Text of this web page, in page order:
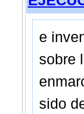
e
sobre
sido